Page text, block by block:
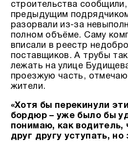
строительства
предыдущим
разорвали из-за
полном объёме. Саму
вписали в реестр
поставщиков. А трубы
лежать на улице
проезжую часть,
жители.
«Хотя бы перекинули
бордюр – уже было бы
понимаю, как
друг другу уступать,